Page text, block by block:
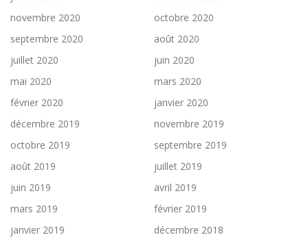
novembre 2020
octobre 2020
septembre 2020
août 2020
juillet 2020
juin 2020
mai 2020
mars 2020
février 2020
janvier 2020
décembre 2019
novembre 2019
octobre 2019
septembre 2019
août 2019
juillet 2019
juin 2019
avril 2019
mars 2019
février 2019
janvier 2019
décembre 2018